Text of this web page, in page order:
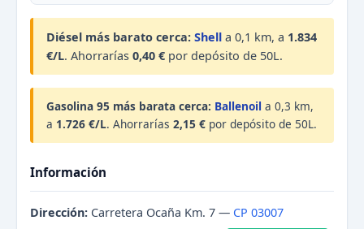
Diésel más barato cerca: Shell a 0,1 km, a 1.834
€/L. Ahorrarías 0,40 € por depósito de 50L.
Gasolina 95 más barata cerca: Ballenoil a 0,3 km,
a 1.726 €/L. Ahorrarías 2,15 € por depósito de 50L.
Información
Dirección: Carretera Ocaña Km. 7 — CP 03007